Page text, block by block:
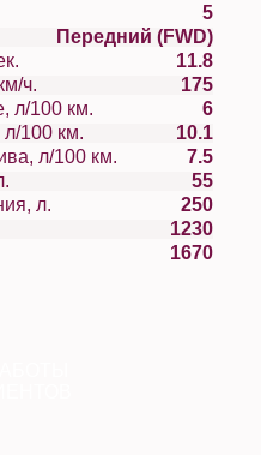
5
Передний (FWD)
11.8
скорость, км/ч.
175
л/100 км.
6
л/100 км.
10.1
л/100 км.
7.5
бака, л.
55
Объем багажного отделения, л.
250
1230
1670